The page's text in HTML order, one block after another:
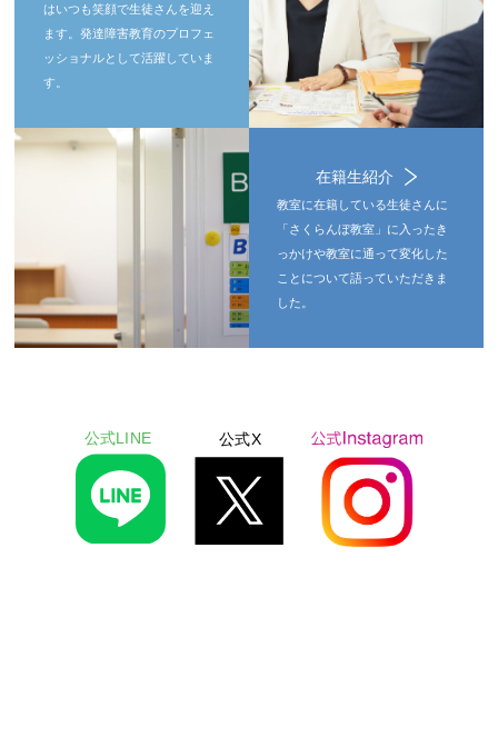
はいつも笑顔で生徒さんを迎え
ます。発達障害教育のプロフェ
ッショナルとして活躍していま
す。
在籍生紹介
教室に在籍している生徒さんに
「さくらんぼ教室」に入ったき
っかけや教室に通って変化した
ことについて語っていただきま
した。